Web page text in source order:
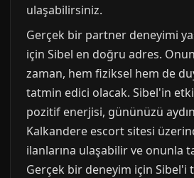
ulaşabilirsiniz.
Gerçek bir partner deneyimi
için Sibel en doğru adres.
zaman, hem fiziksel hem de
tatmin edici olacak. Sibel'in
pozitif enerjisi, gününüzü
Kalkandere escort sitesi
ilanlarına ulaşabilir ve onunla
Gerçek bir deneyim için Sibel'i